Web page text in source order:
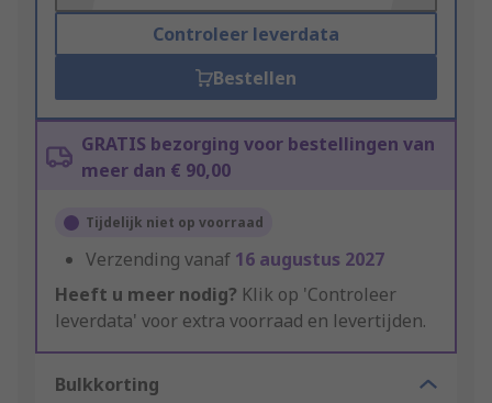
Controleer leverdata
Bestellen
GRATIS bezorging voor bestellingen van
meer dan € 90,00
Tijdelijk niet op voorraad
Verzending vanaf 16 augustus 2027
Heeft u meer nodig? Klik op 'Controleer
leverdata' voor extra voorraad en levertijden.
Bulkkorting